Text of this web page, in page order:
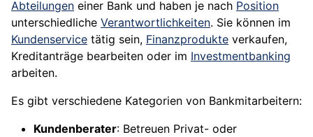
Abteilungen einer Bank und haben je nach Position
unterschiedliche Verantwortlichkeiten. Sie können im
Kundenservice tätig sein, Finanzprodukte verkaufen,
Kreditanträge bearbeiten oder im Investmentbanking
arbeiten.
Es gibt verschiedene Kategorien von Bankmitarbeitern:
Kundenberater: Betreuen Privat- oder